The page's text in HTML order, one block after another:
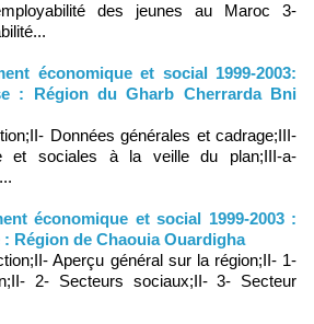
des jeunes au Maroc 3-
économique et social 1999-2003:
: Région du Gharb Cherrarda Bni
Données générales et cadrage;III-
et sociales à la veille du plan;III-a-
économique et social 1999-2003 :
Région de Chaouia Ouardigha
Aperçu général sur la région;II- 1-
2- Secteurs sociaux;II- 3- Secteur